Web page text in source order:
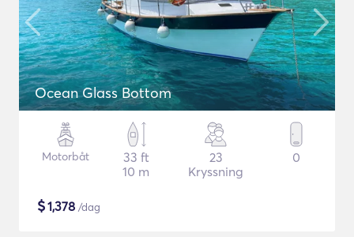
Ocean Glass Bottom
Motorbåt
33 ft
10 m
23
Kryssning
0
$1,378 /dag